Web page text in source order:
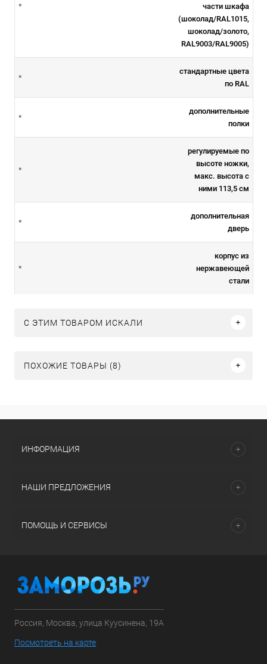
*
части шкафа
(шоколад/RAL1015,
шоколад/золото,
RAL9003/RAL9005)
*
стандартные цвета
по RAL
*
дополнительные
полки
*
регулируемые по
высоте ножки,
макс. высота с
ними 113,5 см
*
дополнительная
дверь
*
корпус из
нержавеющей
стали
C ЭТИМ ТОВАРОМ ИСКАЛИ
ПОХОЖИЕ ТОВАРЫ (8)
ИНФОРМАЦИЯ
НАШИ ПРЕДЛОЖЕНИЯ
ПОМОЩЬ И СЕРВИСЫ
Россия, Москва, улица Куусинена, 19А
Посмотреть на карте